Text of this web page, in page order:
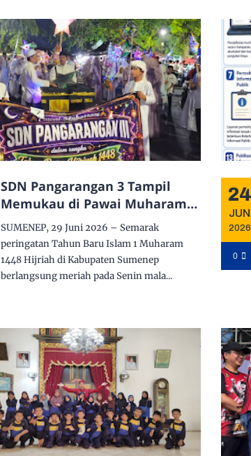
SDN Pangarangan 3 Tampil
Memukau di Pawai Muharam
1448 H dengan Miniatur Ka'bah
dan Pedang Dzulfikar
SUMENEP, 29 Juni 2026 – Semarak
peringatan Tahun Baru Islam 1 Muharam
1448 Hijriah di Kabupaten Sumenep
berlangsung meriah pada Senin mala...
24
JUN
2026
0